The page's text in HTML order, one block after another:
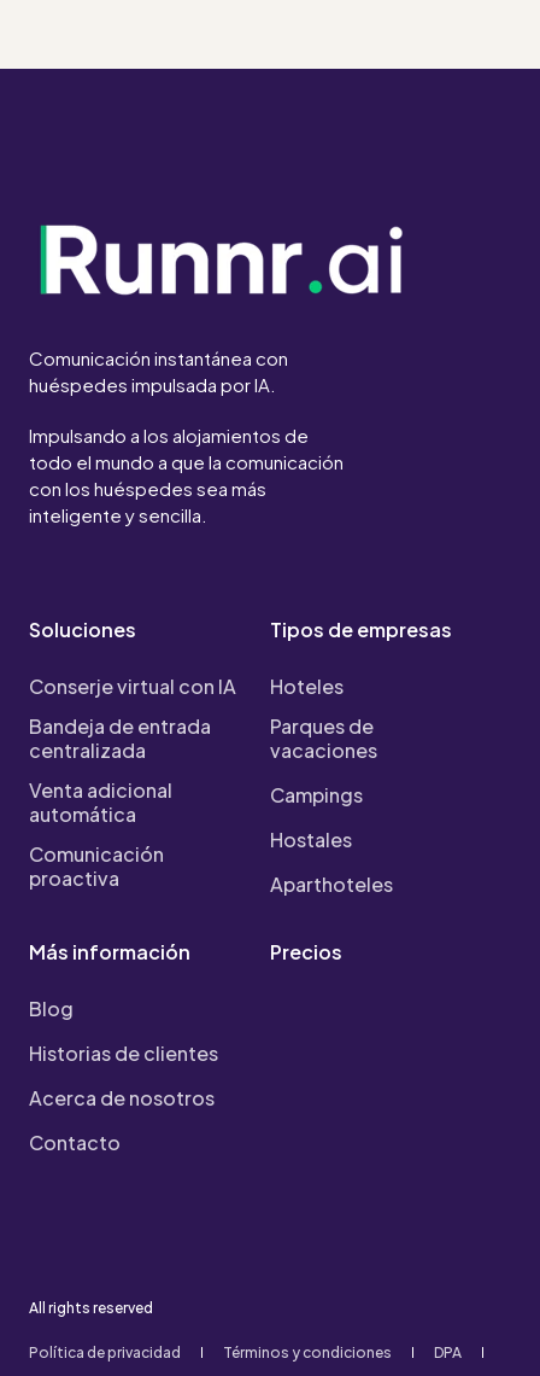
Comunicación instantánea con
huéspedes impulsada por IA.
Impulsando a los alojamientos de
todo el mundo a que la comunicación
con los huéspedes sea más
inteligente y sencilla.
Soluciones
Conserje virtual con IA
Bandeja de entrada
centralizada
Venta adicional
automática
Comunicación
proactiva
Tipos de empresas
Hoteles
Parques de
vacaciones
Campings
Hostales
Aparthoteles
Más información
Blog
Historias de clientes
Acerca de nosotros
Contacto
Precios
All rights reserved
Política de privacidad Términos y condiciones DPA